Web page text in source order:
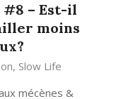
#8 – Est-il
moins
, Slow Life
mécènes &